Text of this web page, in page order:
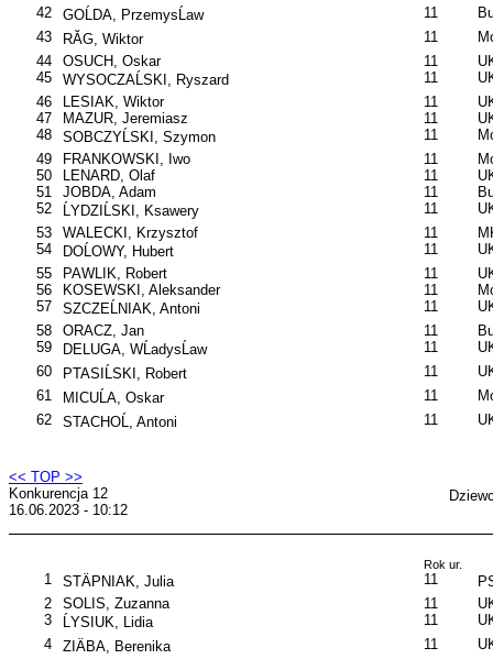
42
GOĹDA, PrzemysĹaw 11
43
RĂG, Wiktor 11
44
OSUCH, Oskar 11
45
WYSOCZAĹSKI, Ryszard 11
46
LESIAK, Wiktor 11
47
MAZUR, Jeremiasz 11
48
SOBCZYĹSKI, Szymon 11
49
FRANKOWSKI, Iwo 11
50
LENARD, Olaf 11
51
JOBDA, Adam 11
52
ĹYDZIĹSKI, Ksawery 11
53
WALECKI, Krzysztof 11
54
DOĹOWY, Hubert 11
55
PAWLIK, Robert 11
56
KOSEWSKI, Aleksander 11
57
SZCZEĹNIAK, Antoni 11
58
ORACZ, Jan 11
59
DELUGA, WĹadysĹaw 11
60
PTASIĹSKI, Robert 11
61
MICUĹA, Oskar 11
62
STACHOĹ, Antoni 11
<< TOP >>
Konkurencja 12
16.06.2023 - 10:12
Rok ur.
1 STÄPNIAK, Julia 11
2
SOLIS, Zuzanna 11
3
ĹYSIUK, Lidia 11
4
ZIÄBA, Berenika 11